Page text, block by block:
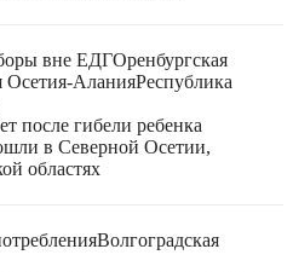
вне ЕДГОренбургская
Осетия-АланияРеспублика
после гибели ребенка
в Северной Осетии,
областях
Волгоградская